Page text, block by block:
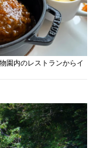
園内のレストランからイ